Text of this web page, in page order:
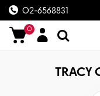
02-6568831
0